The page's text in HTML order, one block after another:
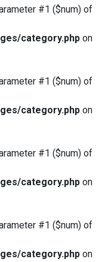
#1 ($num) of
category.php on
#1 ($num) of
category.php on
#1 ($num) of
category.php on
#1 ($num) of
category.php on